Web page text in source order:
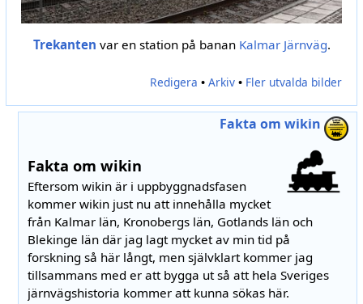
Trekanten var en station på banan Kalmar Järnväg.
Redigera • Arkiv • Fler utvalda bilder
Fakta om wikin
Fakta om wikin
Eftersom wikin är i uppbyggnadsfasen
kommer wikin just nu att innehålla mycket
från Kalmar län, Kronobergs län, Gotlands län och
Blekinge län där jag lagt mycket av min tid på
forskning så här långt, men självklart kommer jag
tillsammans med er att bygga ut så att hela Sveriges
järnvägshistoria kommer att kunna sökas här.